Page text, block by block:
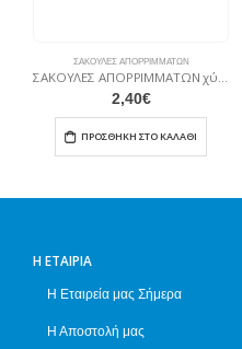
ΣΑΚΟΎΛΕΣ ΑΠΟΡΡΙΜΜΆΤΩΝ
ΣΑΚΟΥΛΕΣ ΑΠΟΡΡΙΜΜΑΤΩΝ χύμα 65×90
2,40€
ΠΡΟΣΘΉΚΗ ΣΤΟ ΚΑΛΆΘΙ
Η ΕΤΑΙΡΊΑ
Η Εταιρεία μας Σήμερα
Η Αποστολή μας